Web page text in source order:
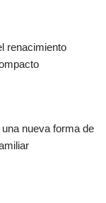
renacimiento
nueva forma de